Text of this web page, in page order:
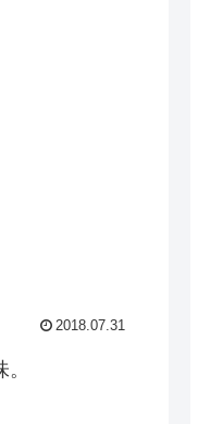
2018.07.31